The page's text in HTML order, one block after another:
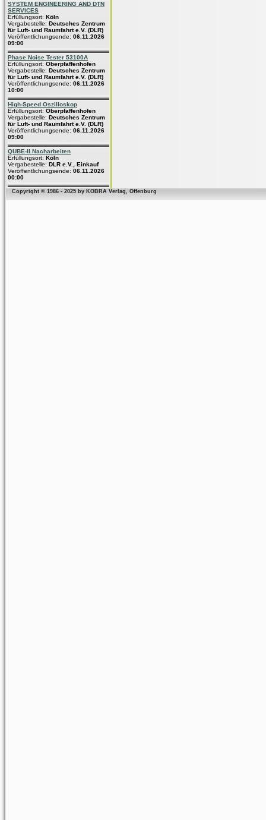
SYSTEM ENGINEERING AND DTN
SERVICES
Erfüllungsort: Köln
Vergabestelle: Deutsches Zentrum
für Luft- und Raumfahrt e.V. (DLR)
Veröffentlichungsende: 06.11.2026
09:00
Phase Noise Tester 53100A
Erfüllungsort: Oberpfaffenhofen
Vergabestelle: Deutsches Zentrum
für Luft- und Raumfahrt e.V. (DLR)
Veröffentlichungsende: 06.11.2026
10:00
High-Speed Oszilloskop
Erfüllungsort: Oberpfaffenhofen
Vergabestelle: Deutsches Zentrum
für Luft- und Raumfahrt e.V. (DLR)
Veröffentlichungsende: 06.11.2026
09:00
QUBE-II Nacharbeiten
Erfüllungsort: Köln
Vergabestelle: DLR e.V., Einkauf
Veröffentlichungsende: 06.11.2026
00:00
Copyright © 1986 - 2025 by KOBRA Verlag, Offenburg